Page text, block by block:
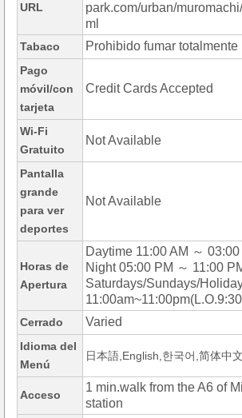
URL
park.com/urban/
ml
Tabaco Prohibido fumar totalmente
Pago
móvil/con
tarjeta
Credit Cards Accepted
Wi-Fi
Gratuito
Not Available
Pantalla
grande
para ver
deportes
Not Available
Horas de
Apertura
Daytime 11:00 AM ～ 03:00
Night 05:00 PM ～ 11:00
Saturdays/Sundays/
Cerrado Varied
Idioma del
Menú
日本語,English,한국어,简体中
Acceso
1 min.walk from the A6 of
station